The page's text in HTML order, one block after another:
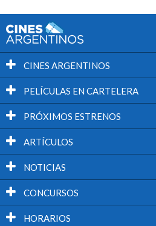
CINES ARGENTINOS
PELÍCULAS EN CARTELERA
PRÓXIMOS ESTRENOS
ARTÍCULOS
NOTICIAS
CONCURSOS
HORARIOS